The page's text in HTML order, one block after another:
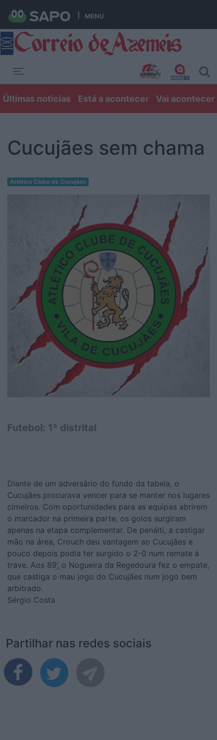
MENU
Últimas notícias Está a acontecer Vai acontecer
Cucujães sem chama
Atlético Clube de Cucujães
Futebol: 1ª distrital
Diante de um adversário do fundo da tabela, o
Cucujães procurava vencer para se manter nos lugares
cimeiros. Com oportunidades para as equipas abrirem
o marcador na primeira parte, os golos surgiram
apenas na etapa complementar. De penálti, a castigar
mão na área, Crouch deu vantagem ao Cucujães e
pouco depois podia ter surgido o 2-0 num remate à
trave. Aos 89’, o Nogueira da Regedoura fez o empate,
que castiga o mau jogo do Cucujães num jogo bem
arbitrado.
Sérgio Costa
Partilhar nas redes sociais